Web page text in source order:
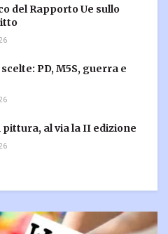
del Rapporto Ue sullo
PD, M5S, guerra e
pittura, al via la II edizione